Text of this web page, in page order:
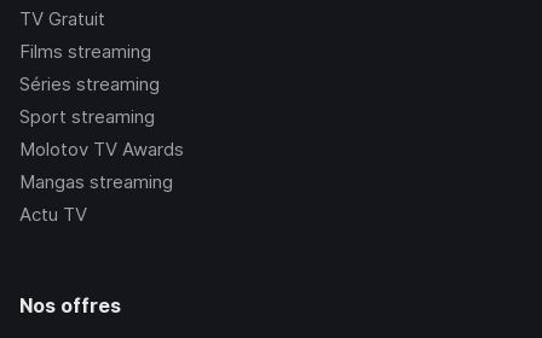
TV Gratuit
Films streaming
Séries streaming
Sport streaming
Molotov TV Awards
Mangas streaming
Actu TV
Nos offres